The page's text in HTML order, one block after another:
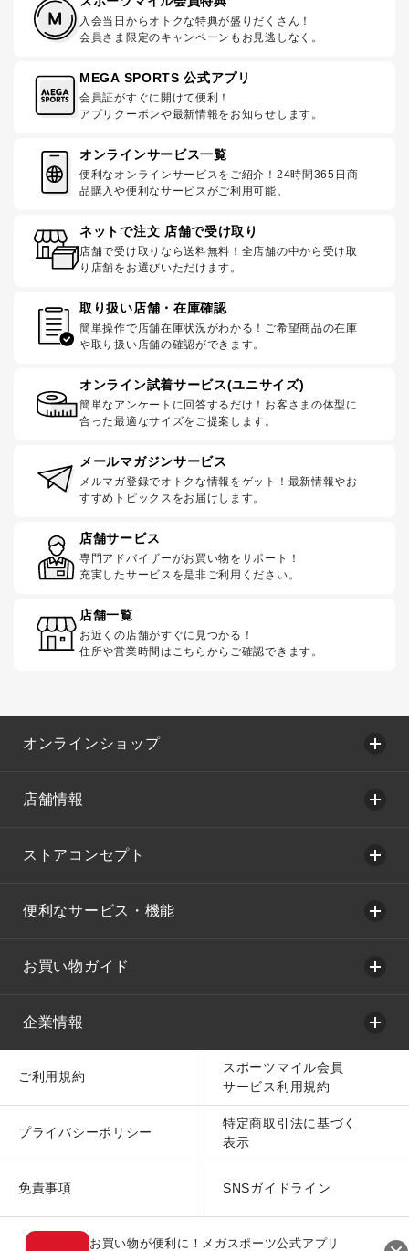
入会当日からオトクな特典が盛りだくさん！
会員さま限定のキャンペーンもお見逃しなく。
MEGA SPORTS 公式アプリ
会員証がすぐに開けて便利！
アプリクーポンや最新情報をお知らせします。
オンラインサービス一覧
便利なオンラインサービスをご紹介！24時間365日商
品購入や便利なサービスがご利用可能。
ネットで注文 店舗で受け取り
店舗で受け取りなら送料無料！全店舗の中から受け取
り店舗をお選びいただけます。
取り扱い店舗・在庫確認
簡単操作で店舗在庫状況がわかる！ご希望商品の在庫
や取り扱い店舗の確認ができます。
オンライン試着サービス(ユニサイズ)
簡単なアンケートに回答するだけ！お客さまの体型に
合った最適なサイズをご提案します。
メールマガジンサービス
メルマガ登録でオトクな情報をゲット！最新情報やお
すすめトピックスをお届けします。
店舗サービス
専門アドバイザーがお買い物をサポート！
充実したサービスを是非ご利用ください。
店舗一覧
お近くの店舗がすぐに見つかる！
住所や営業時間はこちらからご確認できます。
オンラインショップ
店舗情報
ストアコンセプト
便利なサービス・機能
お買い物ガイド
企業情報
ご利用規約
スポーツマイル会員
サービス利用規約
プライバシーポリシー
特定商取引法に基づく
表示
免責事項 SNSガイドライン
お買い物が便利に！メガスポーツ公式アプリ